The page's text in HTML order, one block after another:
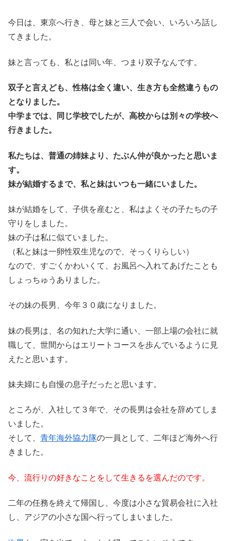
今日は、東京へ行き、母と妹と三人で会い、いろいろ話し
てきました。
妹と言っても、私とは同い年、つまり双子なんです。
双子と言えども、性格は全く違い、生き方も全然違うもの
となりました。
中学までは、同じ学校でしたが、高校からは別々の学校へ
行きました。
私たちは、普通の姉妹より、たぶん仲が良かったと思いま
す。
妹が結婚するまで、私と妹はいつも一緒にいました。
妹が結婚をして、子供を産むと、私はよくその子たちの子
守りをしました。
妹の子は私に似ていました。
（私と妹は一卵性双生児なので、そっくりらしい）
なので、すごくかわいくて、お風呂へ入れてあげたことも
しょっちゅうありました。
その妹の長男、今年３０歳になりました。
妹の長男は、名の知れた大学に通い、一部上場の会社に就
職して、世間からはエリートコースを歩んでいるように見
えたと思います。
妹夫婦にも自慢の息子だったと思います。
ところが、入社して３年で、その長男は会社を辞めてしま
いました。
そして、 青年海外協力隊の一員として、二年ほど海外へ行
きました。
今、流行りの好きなことをして生きるを選んだのです。
二年の任務を終えて帰国し、今度は小さな貿易会社に入社
し、アジアの小さな国へ行ってしまいました。